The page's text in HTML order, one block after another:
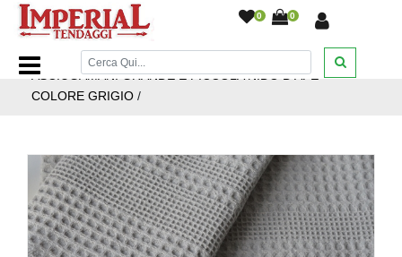
0 0
Home Page/Bagno/Asciugamani/COPPIA
ASCIUGAMANI GRANDE E PICCOLA NIDO D'APE
COLORE GRIGIO /